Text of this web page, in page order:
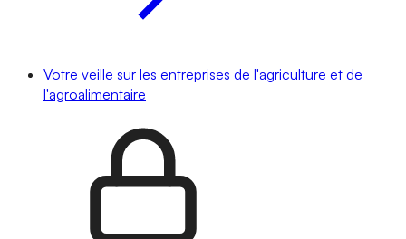
Votre veille sur les entreprises de l'agriculture et de
l'agroalimentaire